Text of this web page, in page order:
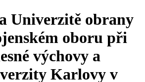
Univerzitě obrany
oboru při
výchovy a
Karlovy v